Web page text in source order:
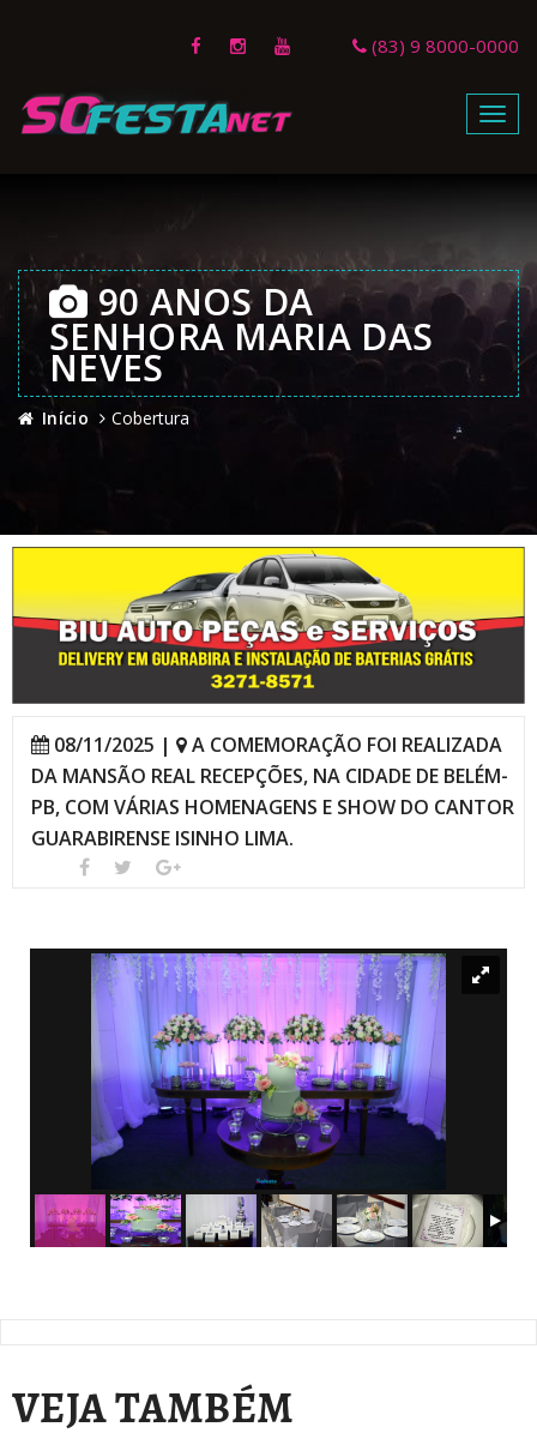
(83) 9 8000-0000
Menu
90 ANOS DA
SENHORA MARIA DAS
NEVES
Início Cobertura
08/11/2025 |
A COMEMORAÇÃO FOI REALIZADA
DA MANSÃO REAL RECEPÇÕES, NA CIDADE DE BELÉM-
PB, COM VÁRIAS HOMENAGENS E SHOW DO CANTOR
GUARABIRENSE ISINHO LIMA.
VEJA TAMBÉM